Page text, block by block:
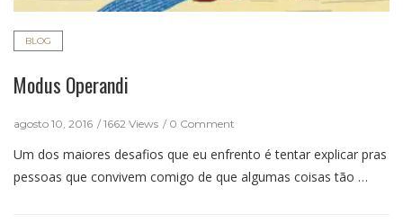
BLOG
Modus Operandi
agosto 10, 2016 1662 Views 0 Comment
Um dos maiores desafios que eu enfrento é tentar explicar pras
pessoas que convivem comigo de que algumas coisas tão …